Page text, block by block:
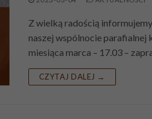
Z wielką radością
naszej wspólnocie
miesiąca marca – 17.03 –
CZYTAJ DALEJ →